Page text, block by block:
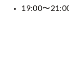
19:00〜